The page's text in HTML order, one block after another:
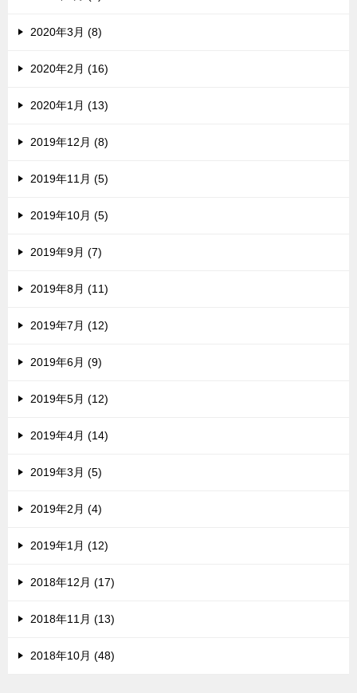
2020年3月 (8)
2020年2月 (16)
2020年1月 (13)
2019年12月 (8)
2019年11月 (5)
2019年10月 (5)
2019年9月 (7)
2019年8月 (11)
2019年7月 (12)
2019年6月 (9)
2019年5月 (12)
2019年4月 (14)
2019年3月 (5)
2019年2月 (4)
2019年1月 (12)
2018年12月 (17)
2018年11月 (13)
2018年10月 (48)